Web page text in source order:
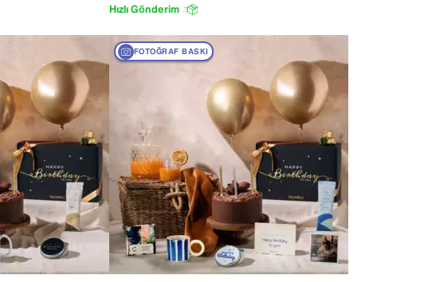
Hızlı Gönderim
FOTOĞRAF BASKI